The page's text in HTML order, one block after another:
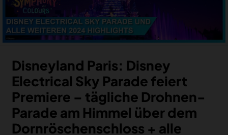
DEALS
MEIN HQ
50
Disneyland Paris: Disney
Electrical Sky Parade feiert
Premiere – tägliche Drohnen-
Parade am Himmel über dem
Dornröschenschloss + alle